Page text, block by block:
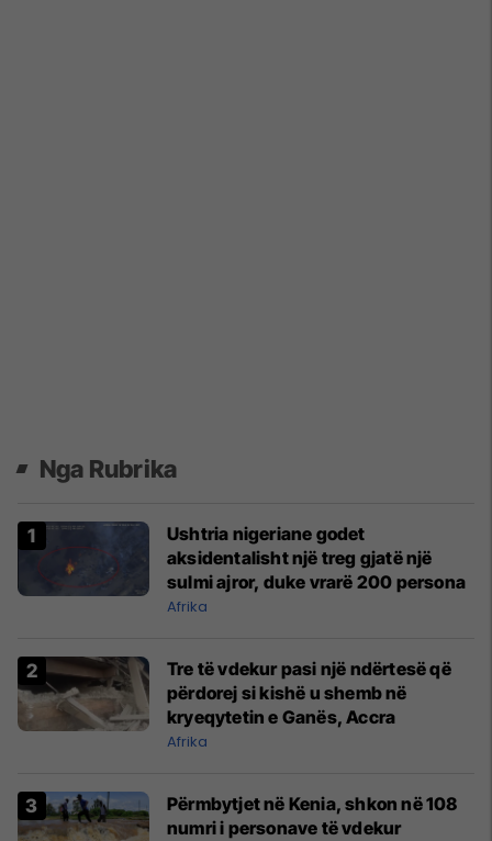
Nga Rubrika
Ushtria nigeriane godet
aksidentalisht një treg gjatë një
sulmi ajror, duke vrarë 200 persona
Afrika
Tre të vdekur pasi një ndërtesë që
përdorej si kishë u shemb në
kryeqytetin e Ganës, Accra
Afrika
Përmbytjet në Kenia, shkon në 108
numri i personave të vdekur